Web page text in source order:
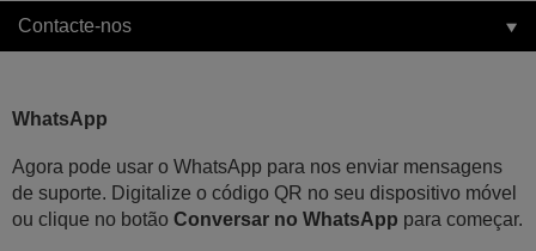
Contacte-nos
WhatsApp
Agora pode usar o WhatsApp para nos enviar mensagens
de suporte. Digitalize o código QR no seu dispositivo móvel
ou clique no botão Conversar no WhatsApp para começar.